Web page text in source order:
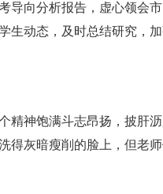
导向分析报告，虚心领会
生动态，及时总结研究，
神饱满斗志昂扬，披肝沥
得灰暗瘦削的脸上，但老